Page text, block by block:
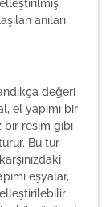
anıları
değeri
el yapımı bir
bir resim gibi
Bu tür
eşyalar,